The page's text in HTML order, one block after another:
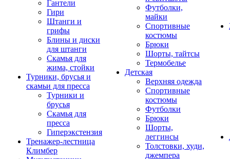
Гантели
Гири
Штанги и
грифы
Блины и диски
для штанги
Скамья для
жима, стойки
Турники, брусья и
скамьи для пресса
Турники и
брусья
Скамья для
пресса
Гиперэкстензия
Тренажер-лестница
Климбер
Футболки,
майки
Спортивные
костюмы
Брюки
Шорты, тайтсы
Термобелье
Детская
Верхняя одежда
Спортивные
костюмы
Футболки
Брюки
Шорты,
леггинсы
Толстовки, худи,
джемпера